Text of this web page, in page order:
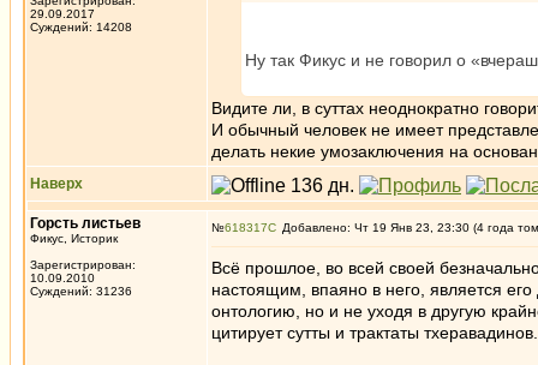
29.09.2017
Суждений: 14208
Ну так Фикус и не говорил о
Видите ли, в суттах неоднократно
И обычный человек не имеет
делать некие умозаключения на
Наверх
Горсть листьев
Фикус, Историк
Зарегистрирован:
10.09.2010
Суждений: 31236
№618317 Добавлено: Чт 19 Янв 23, 23:30 (4 года
Всё прошлое, во всей своей
настоящим, впаяно в него, является
онтологию, но и не уходя в другую
цитирует сутты и трактаты тхеравадинов.